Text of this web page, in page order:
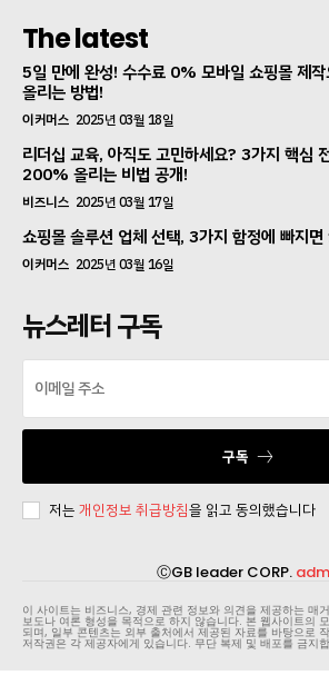
The latest
5일 만에 완성! 수수료 0% 모바일 쇼핑몰 제
올리는 방법!
이커머스 2025년 03월 18일
리더십 교육, 아직도 고민하세요? 3가지 핵심
200% 올리는 비법 공개!
비즈니스 2025년 03월 17일
쇼핑몰 솔루션 업체 선택, 3가지 함정에 빠지
이커머스 2025년 03월 16일
뉴스레터 구독
구독
저는 개인정보 취급방침을 읽고 동의했습니다
ⒸGB leader CORP.
이 사이트는 비즈니스, 경제 관련 정보와 의견을 제공하는 매
보도나 여론 형성을 목적으로 하지 않습니다. 본 웹사이트의
되며, 일부 콘텐츠는 외부 출처에서 제공된 자료를 바탕으로
저작권은 각 제공자에게 있습니다. 무단 복제 및 배포를 금지